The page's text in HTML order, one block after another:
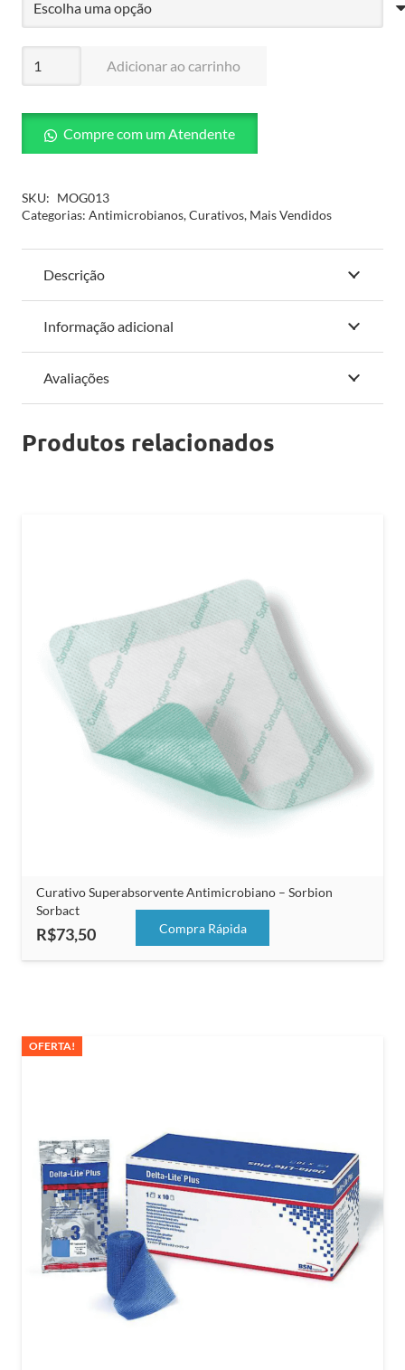
Antimicrobiano
Sorbact
Swabs
Adicionar ao carrinho
Compre com um Atendente
SKU: MOG013
Categorias: Antimicrobianos,Curativos, Mais Vendidos
Descrição
Informação adicional
Avaliações
Produtos relacionados
Curativo Superabsorvente Antimicrobiano – Sorbion
Sorbact
R$73,50 Compra Rápida
OFERTA!